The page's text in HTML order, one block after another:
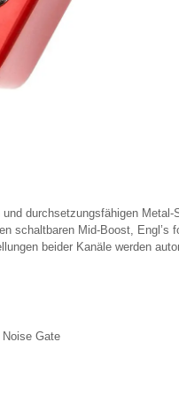
durchsetzungsfähigen
schaltbaren Mid-Boost, Engl’s
beider Kanäle werden
Noise Gate